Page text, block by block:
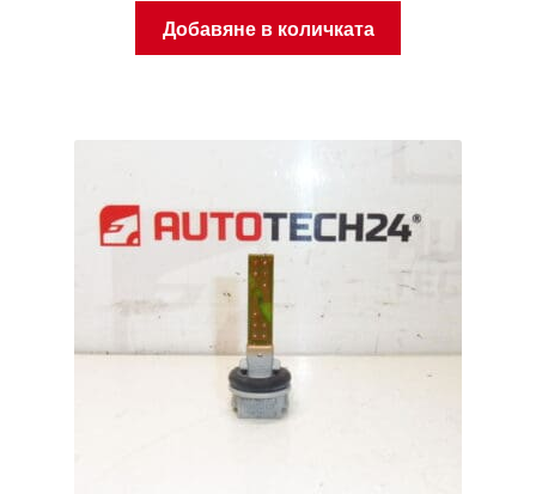
Добавяне в количката